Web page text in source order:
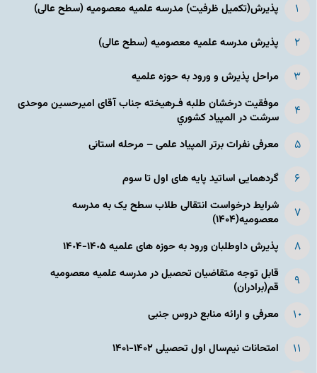
پذیرش(تکمیل ظرفیت) مدرسه علمیه معصومیه‌ (سطح عالی)
پذیرش مدرسه علمیه معصومیه‌ (سطح عالی)
مراحل پذیرش و ورود به حوزه علمیه
موفقیت درخشان طلبه فـرهیخته جناب آقای امیرحسین موحدی
سرشت در المپياد كشوري
معرفی نفرات برتر المپیاد علمی – مرحله استانی
گردهمایی اساتید پایه های اول تا سوم
شرایط درخواست انتقالی طلاب سطح یک به مدرسه
معصومیه(۱۴۰۴)
پذیرش داوطلبان ورود به حوزه های علمیه ١۴٠۵-١۴٠۴
قابل توجه متقاضیان تحصیل در مدرسه علمیه معصومیه
قم(برادران)
معرفی و ارائه منابع دروس جنبی
امتحانات نیم‌سال اول تحصیلی ۱۴۰۲-۱۴۰۱